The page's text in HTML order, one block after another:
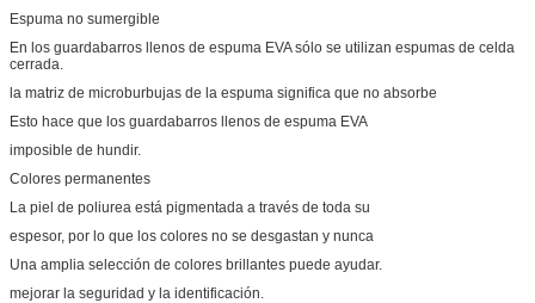
Espuma no sumergible
En los guardabarros llenos de espuma EVA sólo se utilizan espumas de celda
cerrada.
la matriz de microburbujas de la espuma significa que no absorbe
Esto hace que los guardabarros llenos de espuma EVA
imposible de hundir.
Colores permanentes
La piel de poliurea está pigmentada a través de toda su
espesor, por lo que los colores no se desgastan y nunca
Una amplia selección de colores brillantes puede ayudar.
mejorar la seguridad y la identificación.